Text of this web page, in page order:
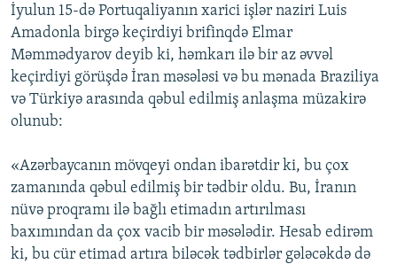
ARAŞDIRMA
MULTIMEDIA
VIDEO
FOTOQALEREYA
KARIKATURA
RADIO ARXIV
OXU ZALI
İSLAM VƏ DEMOKRATIYA
İZ - MƏDƏNIYYƏT PROQRAMI
HAQQIMIZDA
PEŞƏ ETIKASI VƏ JURNALISTIKA STANDARTLARIMIZ
MATERIALLARIMIZDAN ISTIFADƏ
AZADLIQRADIOSU MOBIL TELEFONUNUZDA
RFE/RL-in bütün saytları
İyulun 15-də Portuqaliyanın xarici işlər naziri Luis
Amadonla birgə keçirdiyi brifinqdə Elmar
Məmmədyarov deyib ki, həmkarı ilə bir az əvvəl
keçirdiyi görüşdə İran məsələsi və bu mənada Braziliya
və Türkiyə arasında qəbul edilmiş anlaşma müzakirə
olunub:
«Azərbaycanın mövqeyi ondan ibarətdir ki, bu çox
zamanında qəbul edilmiş bir tədbir oldu. Bu, İranın
nüvə proqramı ilə bağlı etimadın artırılması
baxımından da çox vacib bir məsələdir. Hesab edirəm
ki, bu cür etimad artıra biləcək tədbirlər gələcəkdə də